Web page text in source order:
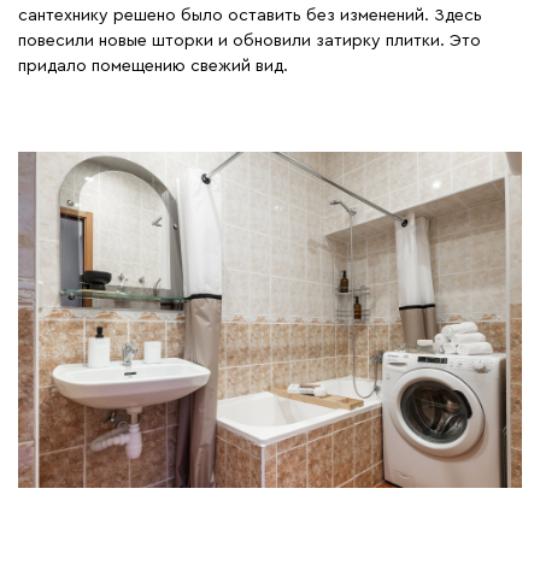
сантехнику решено было оставить без изменений. Здесь
повесили новые шторки и обновили затирку плитки. Это
придало помещению свежий вид.